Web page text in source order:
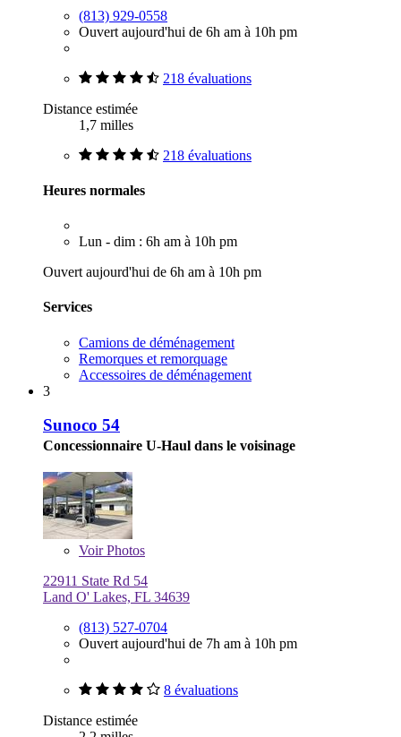
(813) 929-0558
Ouvert aujourd'hui de 6h am à 10h pm
218 évaluations
Distance estimée
1,7 milles
218 évaluations
Heures normales
Lun - dim : 6h am à 10h pm
Ouvert aujourd'hui de 6h am à 10h pm
Services
Camions de déménagement
Remorques et remorquage
Accessoires de déménagement
3
Sunoco 54
Concessionnaire U-Haul dans le voisinage
VoirPhotos
22911 State Rd 54
Land O' Lakes, FL 34639
(813) 527-0704
Ouvert aujourd'hui de 7h am à 10h pm
8 évaluations
Distance estimée